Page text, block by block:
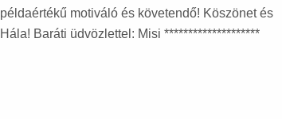
példaértékű motiváló és követendő! Köszönet és
Hála! Baráti üdvözlettel: Misi ********************